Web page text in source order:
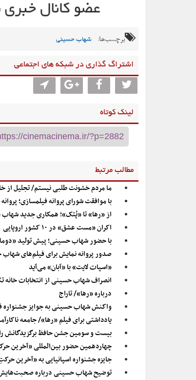
برچسب‌ها: شهاب حسینی
اشتراگ گذاری در شبکه های اجتماعی
لینک کوتاه
مطالب مرتبط
ما مردم خشونت طلبی نیستم/ تجلیل از
با موافقت شورای پروانه فیلمسازی؛ پروانه ساخت
از «رها» تا «پُتک»؛ همکاری جدید
اکران «مست عشق» در ۱۰ کشور اروپایی
با حضور شهاب حسینی؛ پیش تولید
صدور پروانه نمایش برای فیلم‌های
«اسپات لایت» با «آبان» می‌آید
انصراف شهاب حسینی از انتخابات خانه
درباره «رها»/ تاراج
واکنش شهاب حسینی به جوایز جشنواره
یادداشتی برای فیلم «رها»/ جامعه
بیست و سومین جشن حافظ برگزیدگانش
چهاردهمین حضور بین‌المللی «آخرین
جایزه جشنواره اسپانیایی به «آخرین
توضیح شهاب حسینی درباره صحبت‌هایش